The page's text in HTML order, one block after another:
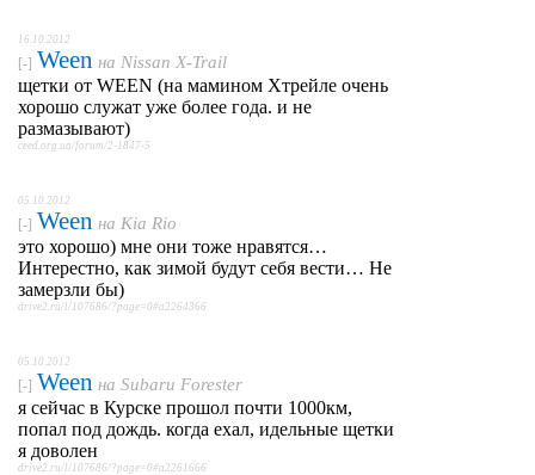
16.10.2012
[-] Ween на Nissan X-Trail
щетки от WEEN (на мамином Хтрейле очень
хорошо служат уже более года. и не
размазывают)
ceed.org.ua/forum/2-1847-5
05.10.2012
[-] Ween на Kia Rio
это хорошо) мне они тоже нравятся…
Интерестно, как зимой будут себя вести… Не
замерзли бы)
drive2.ru/l/107686/?page=0#a2264366
05.10.2012
[-] Ween на Subaru Forester
я сейчас в Курске прошол почти 1000км,
попал под дождь. когда ехал, идельные щетки
я доволен
drive2.ru/l/107686/?page=0#a2261666